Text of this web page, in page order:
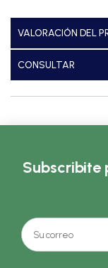
VALORACIÓN DEL
CONSULTAR
Subscribite